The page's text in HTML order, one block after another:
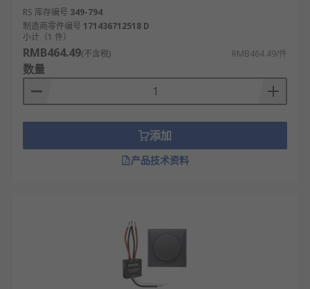
RS 库存编号 349-794
制造商零件编号 171436712518 D
小计（1 件）
RMB464.49(不含税) RMB464.49/件
数量
添加
产品技术资料